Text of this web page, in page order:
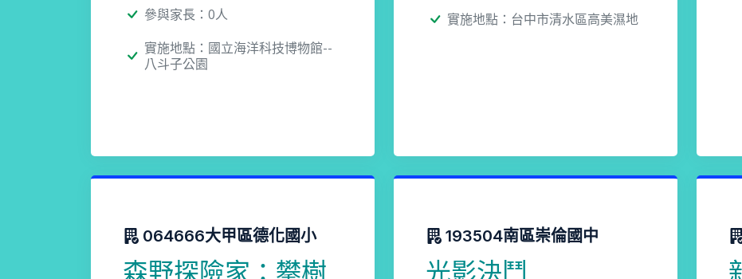
參與家長：0人
實施地點：國立海洋科技博物館--
八斗子公園
實施地點：台中市清水區高美濕地
064666大甲區德化國小
森野探險家：攀樹
193504南區崇倫國中
光影決鬥